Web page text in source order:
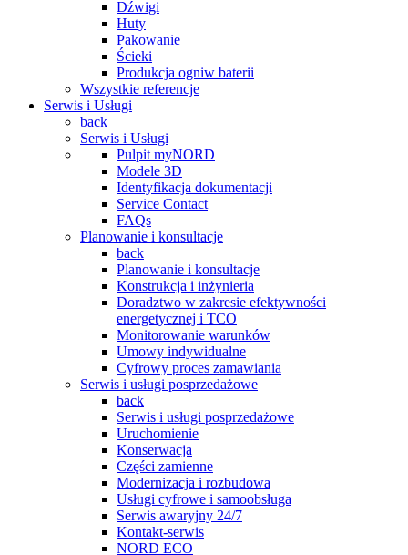
Dźwigi
Huty
Pakowanie
Ścieki
Produkcja ogniw baterii
Wszystkie referencje
Serwis i Usługi
back
Serwis i Usługi
Pulpit myNORD
Modele 3D
Identyfikacja dokumentacji
Service Contact
FAQs
Planowanie i konsultacje
back
Planowanie i konsultacje
Konstrukcja i inżynieria
Doradztwo w zakresie efektywności
energetycznej i TCO
Monitorowanie warunków
Umowy indywidualne
Cyfrowy proces zamawiania
Serwis i usługi posprzedażowe
back
Serwis i usługi posprzedażowe
Uruchomienie
Konserwacja
Części zamienne
Modernizacja i rozbudowa
Usługi cyfrowe i samoobsługa
Serwis awaryjny 24/7
Kontakt-serwis
NORD ECO